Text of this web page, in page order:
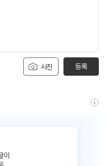
사진 등록
이